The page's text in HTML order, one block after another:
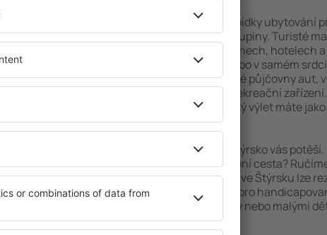
ve Štýrsku si můžete vybrat ze široké nabídky ubytování
jednotlivce, páry, rodiny, seniory nebo skupiny. Turisté
možnost přenocovat v různých apartmánech, hotelech a
penzionech – v poklidných oblastech nebo v samém srdci
Štýrska. Mezi další výhody patří i nedaleké půjčovny aut,
doprava, četné obchody, restaurační a rekreační zařízení.
Všechno nezbytné pro nezapomenutelný výlet máte
dlani!
Pokud toužíte po luxusním ubytování, Štýrsko vás potěší.
Dokonalá dovolená nebo úspěšná služební cesta?
že budete nadmíru spokojeni. Ubytování ve Štýrsku lze
v zařízeních s bezbariérovým přístupem pro
osoby. Na své si přijdou i rodiny s batolaty nebo malými
návštěvníci, kteří cestují se zvířaty.